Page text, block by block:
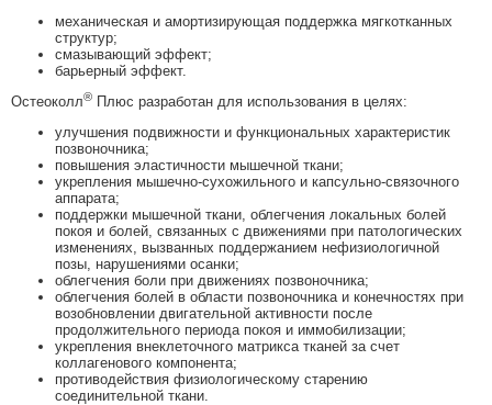
механическая и амортизирующая поддержка мягкотканных
структур;
смазывающий эффект;
барьерный эффект.
Остеоколл® Плюс разработан для использования в целях:
улучшения подвижности и функциональных характеристик
позвоночника;
повышения эластичности мышечной ткани;
укрепления мышечно-сухожильного и капсульно-связочного
аппарата;
поддержки мышечной ткани, облегчения локальных болей
покоя и болей, связанных с движениями при патологических
изменениях, вызванных поддержанием нефизиологичной
позы, нарушениями осанки;
облегчения боли при движениях позвоночника;
облегчения болей в области позвоночника и конечностях при
возобновлении двигательной активности после
продолжительного периода покоя и иммобилизации;
укрепления внеклеточного матрикса тканей за счет
коллагенового компонента;
противодействия физиологическому старению
соединительной ткани.